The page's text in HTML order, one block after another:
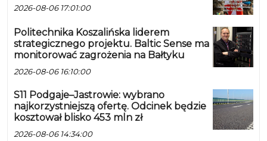
2026-08-06 17:01:00
Politechnika Koszalińska liderem
strategicznego projektu. Baltic Sense ma
monitorować zagrożenia na Bałtyku
2026-08-06 16:10:00
S11 Podgaje–Jastrowie: wybrano
najkorzystniejszą ofertę. Odcinek będzie
kosztował blisko 453 mln zł
2026-08-06 14:34:00